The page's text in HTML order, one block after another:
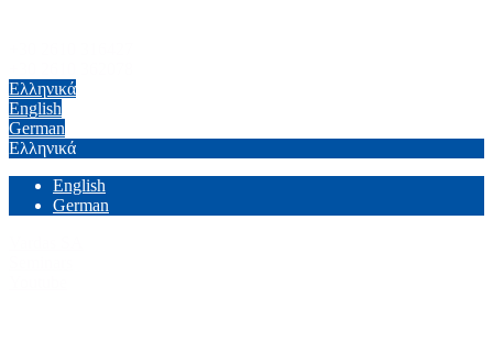
Ελληνικά
English
German
Ελληνικά
English
German